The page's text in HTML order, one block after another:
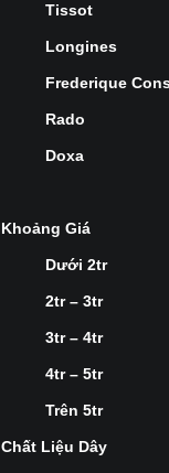
Tissot
Longines
Frederique
Rado
Doxa
Khoảng Giá
Dưới 2tr
2tr – 3tr
3tr – 4tr
4tr – 5tr
Trên 5tr
Chất Liệu Dây